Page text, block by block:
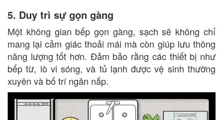
5. Duy trì sự gọn gàng
Một không gian bếp gọn gàng, sạch sẽ không chỉ
mang lại cảm giác thoải mái mà còn giúp lưu thông
năng lượng tốt hơn. Đảm bảo rằng các thiết bị như
bếp từ, lò vi sóng, và tủ lạnh được vệ sinh thường
xuyên và bố trí ngăn nắp.